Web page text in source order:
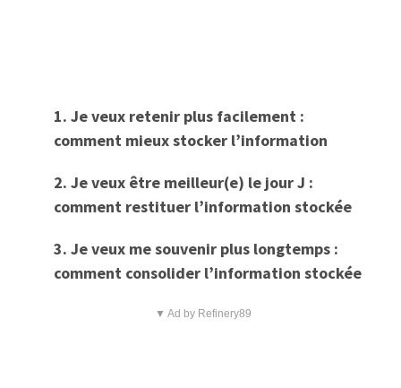
1. Je veux retenir plus facilement :
comment mieux stocker l’information
2. Je veux être meilleur(e) le jour J :
comment restituer l’information stockée
3. Je veux me souvenir plus longtemps :
comment consolider l’information stockée
▼ Ad by Refinery89